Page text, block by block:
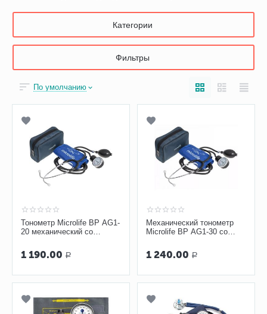
Категории
Фильтры
По умолчанию
Тонометр Microlife BP AG1-
20 механический со
1 190.00 Р
Механический тонометр
Microlife BP AG1-30 со
1 240.00 Р